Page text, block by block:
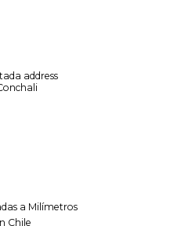
address
a Milímetros
Chile